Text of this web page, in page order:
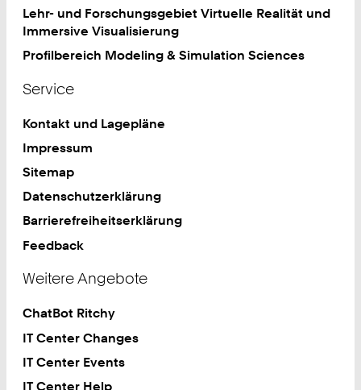
Lehr- und Forschungsgebiet Virtuelle Realität und
Immersive Visualisierung
Profilbereich Modeling & Simulation Sciences
Service
Kontakt und Lagepläne
Impressum
Sitemap
Datenschutzerklärung
Barrierefreiheitserklärung
Feedback
Weitere Angebote
ChatBot Ritchy
IT Center Changes
IT Center Events
IT Center Help